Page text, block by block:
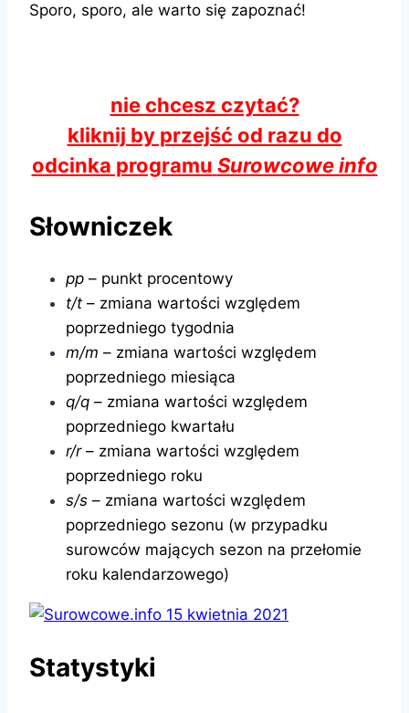
Sporo, sporo, ale warto się zapoznać!
nie chcesz czytać?
kliknij by przejść od razu do
odcinka programu Surowcowe info
Słowniczek
pp – punkt procentowy
t/t – zmiana wartości względem
poprzedniego tygodnia
m/m – zmiana wartości względem
poprzedniego miesiąca
q/q – zmiana wartości względem
poprzedniego kwartału
r/r– zmiana wartości względem
poprzedniego roku
s/s – zmiana wartości względem
poprzedniego sezonu (w przypadku
surowców mających sezon na przełomie
roku kalendarzowego)
Statystyki